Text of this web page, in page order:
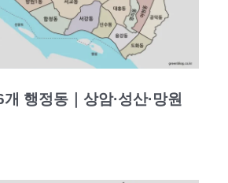
행정동｜상암·성산·망원